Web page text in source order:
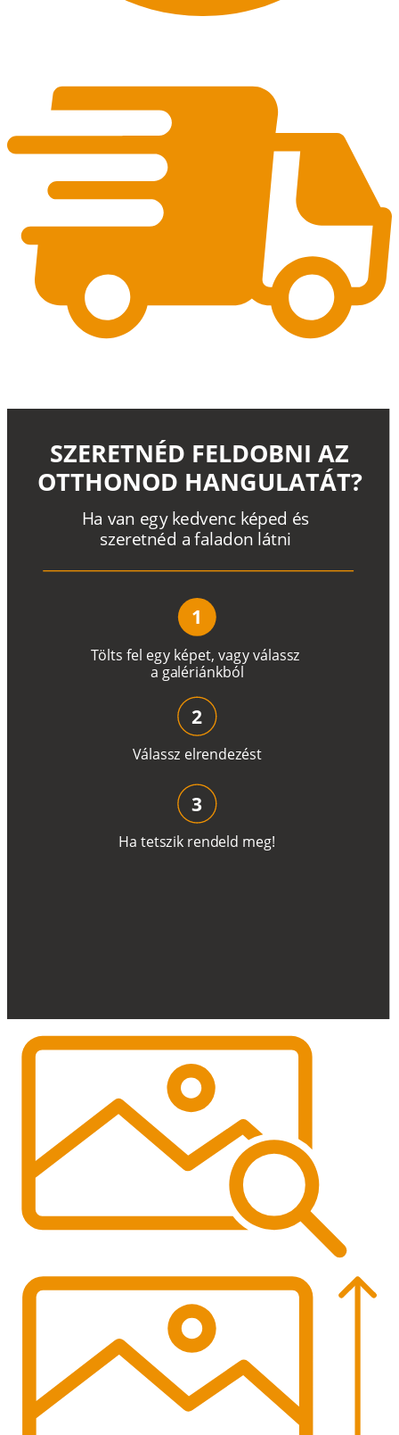
Tölts fel egy képet, vagyválassz
a galériánkból
Ha van egy kedvenc képed és
szeretnéd a faladon látni
SZERETNÉD FELDOBNI AZ
OTTHONOD HANGULATÁT?
1
Válassz elrendezést
2
Ha tetszik rendeld meg!
3